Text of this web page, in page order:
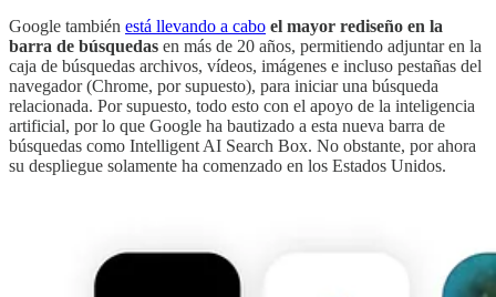
Google también está llevando a cabo el mayor rediseño en la
barra de búsquedas en más de 20 años, permitiendo adjuntar en la
caja de búsquedas archivos, vídeos, imágenes e incluso pestañas del
navegador (Chrome, por supuesto), para iniciar una búsqueda
relacionada. Por supuesto, todo esto con el apoyo de la inteligencia
artificial, por lo que Google ha bautizado a esta nueva barra de
búsquedas como Intelligent AI Search Box. No obstante, por ahora
su despliegue solamente ha comenzado en los Estados Unidos.